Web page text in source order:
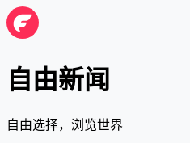
自由新闻
自由选择，浏览世界